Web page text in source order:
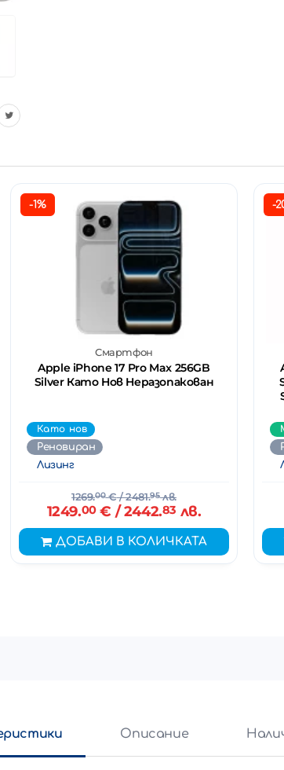
-1%
Смартфон
Apple iPhone 17 Pro Max 256GB
Silver Като Нов Неразопакован
Като нов
Реновиран
Лизинг
1269.00€/ 2481.95лв.
1249.00€ / 2442.83 лв.
ДОБАВИ В КОЛИЧКАТА
-
Описание